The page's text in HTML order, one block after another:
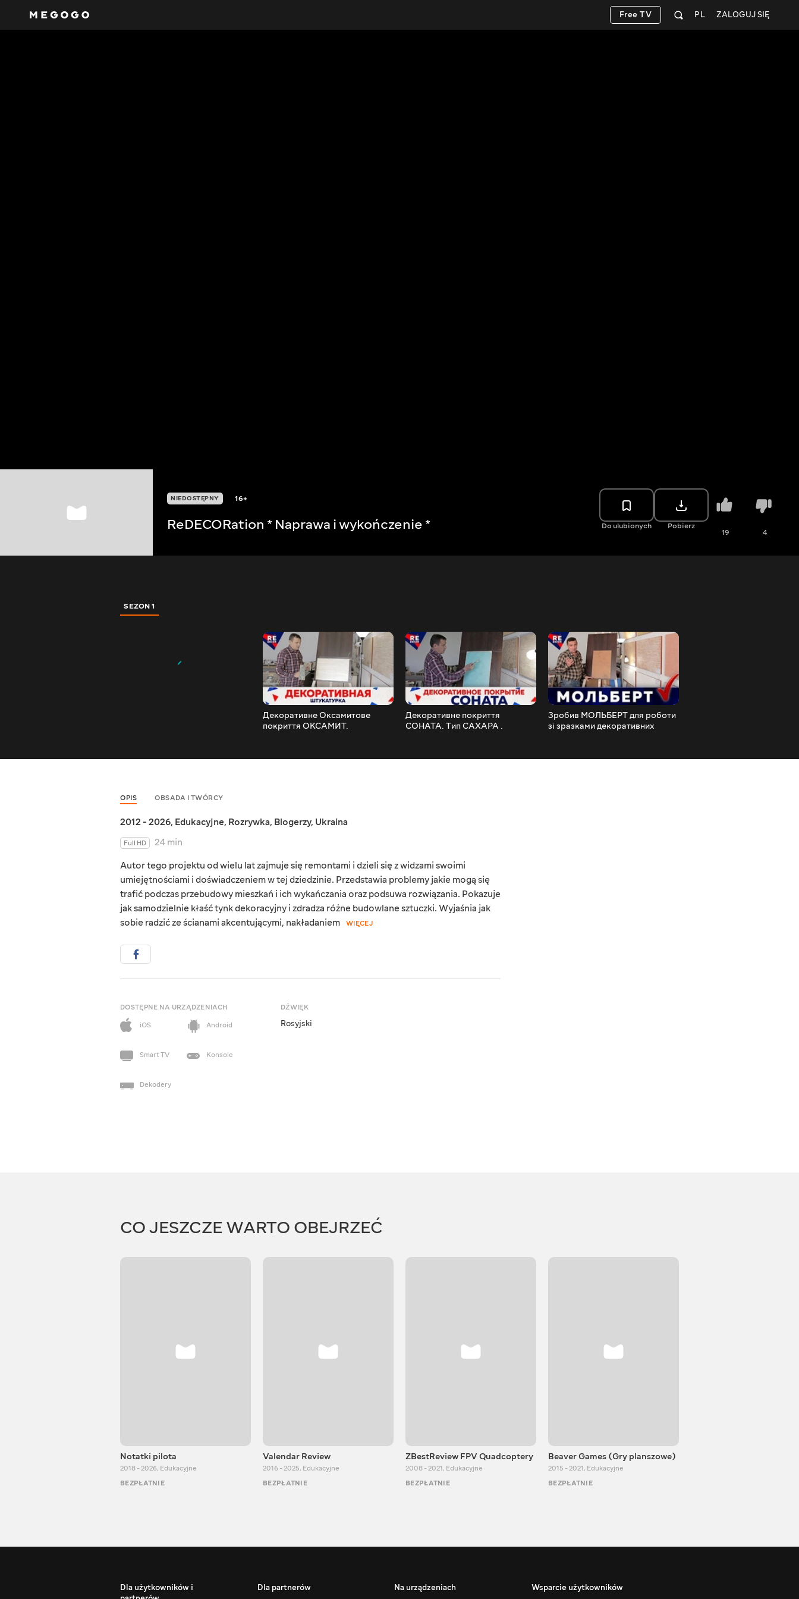
ZALOGUJ SIĘ
PL
Free TV
NIEDOSTĘPNY 16+
ReDECORation * Naprawa i wykończenie * Do ulubionych Pobierz
19 4
SEZON 1
Декоративне Оксамитове
покриття ОКСАМИТ.
Декоративне покриття
СОНАТА. Тип САХАРА .
Зробив МОЛЬБЕРТ для роботи
зі зразками декоративних
OPIS OBSADA I TWÓRCY
2012 - 2026, Edukacyjne, Rozrywka, Blogerzy, Ukraina
Full HD
24 min
Autor tego projektu od wielu lat zajmuje się remontami i dzieli się z widzami swoimi
umiejętnościami i doświadczeniem w tej dziedzinie. Przedstawia problemy jakie mogą się
trafić podczas przebudowy mieszkań i ich wykańczania oraz podsuwa rozwiązania. Pokazuje
jak samodzielnie kłaść tynk dekoracyjny i zdradza różne budowlane sztuczki. Wyjaśnia jak
sobie radzić ze ścianami akcentującymi, nakładaniem
WIĘCEJ
DOSTĘPNE NA URZĄDZENIACH
iOS
Android
Smart TV Konsole
Dekodery
DŹWIĘK
Rosyjski
CO JESZCZE WARTO OBEJRZEĆ
Notatki pilota
2018 - 2026, Edukacyjne
BEZPŁATNIE
Valendar Review
2016 - 2025, Edukacyjne
BEZPŁATNIE
ZBestReview FPV Quadcoptery
2008 - 2021, Edukacyjne
BEZPŁATNIE
Beaver Games (Gry planszowe)
2015 - 2021, Edukacyjne
BEZPŁATNIE
Dla użytkowników i
Dla partnerów Na urządzeniach Wsparcie użytkowników